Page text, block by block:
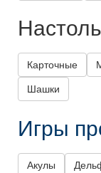
Карточные
Шашки
Игры
Акулы